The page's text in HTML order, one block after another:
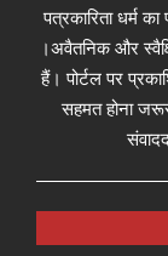
पत्रकारिता धर्म का
।अवैतनिक और
हैं। पोर्टल पर
सहमत होना